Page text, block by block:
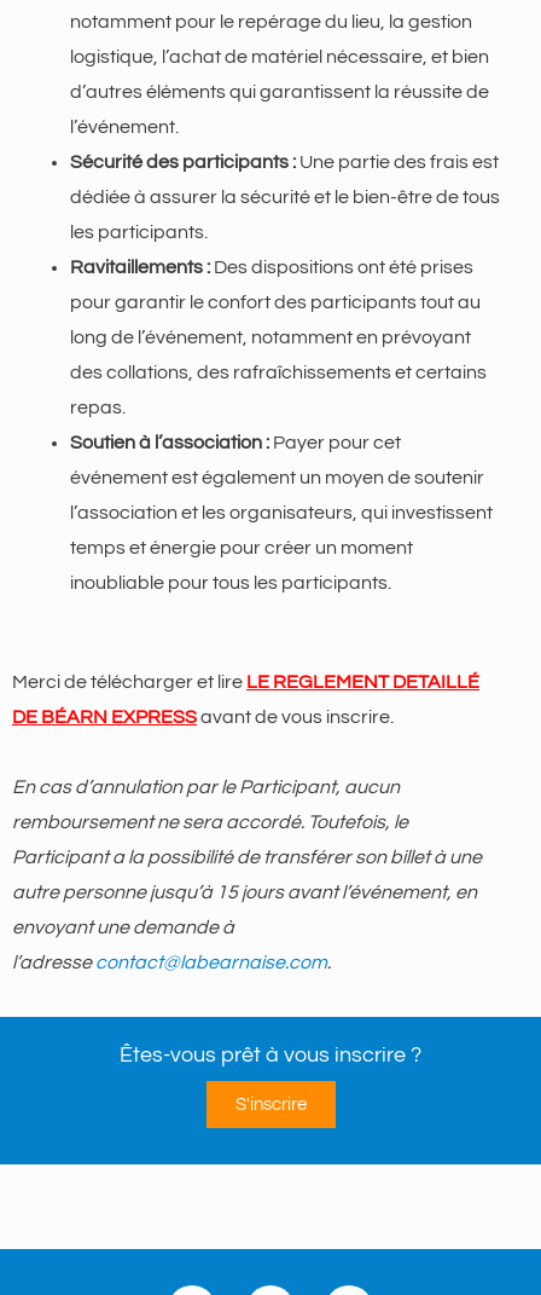
notamment pour le repérage du lieu, la gestion
logistique, l’achat de matériel nécessaire, et bien
d’autres éléments qui garantissent la réussite de
l’événement.
Sécurité des participants : Une partie des frais est
dédiée à assurer la sécurité et le bien-être de tous
les participants.
Ravitaillements : Des dispositions ont été prises
pour garantir le confort des participants tout au
long de l’événement, notamment en prévoyant
des collations, des rafraîchissements et certains
repas.
Soutien à l’association : Payer pour cet
événement est également un moyen de soutenir
l’association et les organisateurs, qui investissent
temps et énergie pour créer un moment
inoubliable pour tous les participants.
Merci de télécharger et lire LE REGLEMENT DETAILLÉ
DE BÉARN EXPRESSavant de vous inscrire.
En cas d’annulation par le Participant, aucun
remboursement ne sera accordé. Toutefois, le
Participant a la possibilité de transférer son billet à une
autre personne jusqu’à 15 jours avant l’événement, en
envoyant une demande à
l’adressecontact@labearnaise.com.
Êtes-vous prêt à vous inscrire ?
S'inscrire